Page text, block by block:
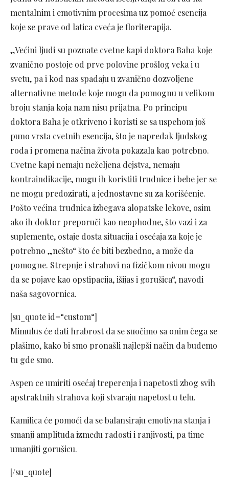
mentalnim i emotivnim procesima uz pomoć esencija
koje se prave od latica cveća je floriterapija.
„Većini ljudi su poznate cvetne kapi doktora Baha koje
zvanično postoje od prve polovine prošlog veka i u
svetu, pa i kod nas spadaju u zvanično dozvoljene
alternativne metode koje mogu da pomognu u velikom
broju stanja koja nam nisu prijatna. Po principu
doktora Baha je otkriveno i koristi se sa uspehom još
puno vrsta cvetnih esencija, što je napredak ljudskog
roda i promena načina života pokazala kao potrebno.
Cvetne kapi nemaju neželjena dejstva, nemaju
kontraindikacije, mogu ih koristiti trudnice i bebe jer se
ne mogu predozirati, a jednostavne su za korišćenje.
Pošto većina trudnica izbegava alopatske lekove, osim
ako ih doktor preporuči kao neophodne, što vazi i za
suplemente, ostaje dosta situacija i osećaja za koje je
potrebno „nešto“ što će biti bezbedno, a može da
pomogne. Strepnje i strahovi na fizičkom nivou mogu
da se pojave kao opstipacija, išijas i gorušica“, navodi
naša sagovornica.
[su_quote id=“custom“]
Mimulus će dati hrabrost da se suočimo sa onim čega se
plašimo, kako bi smo pronašli najlepši način da budemo
tu gde smo.
Aspen ce umiriti osećaj treperenja i napetosti zbog svih
apstraktnih strahova koji stvaraju napetost u telu.
Kamilica će pomoći da se balansiraju emotivna stanja i
smanji amplituda između radosti i ranjivosti, pa time
umanjiti gorušicu.
[/su_quote]